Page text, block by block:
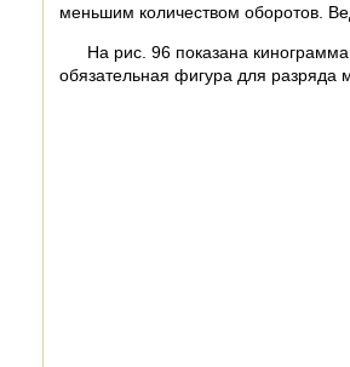
меньшим количеством оборотов.
На рис. 96 показана
обязательная фигура для разряда